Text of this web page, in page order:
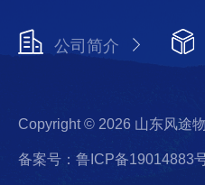
公司简介
Copyright © 2026 山东风途
备案号：鲁ICP备19014883